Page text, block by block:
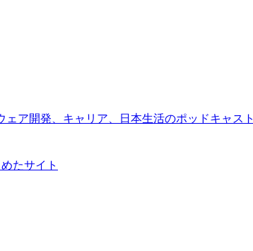
ェア開発、キャリア、日本生活のポッドキャスト
たサイト